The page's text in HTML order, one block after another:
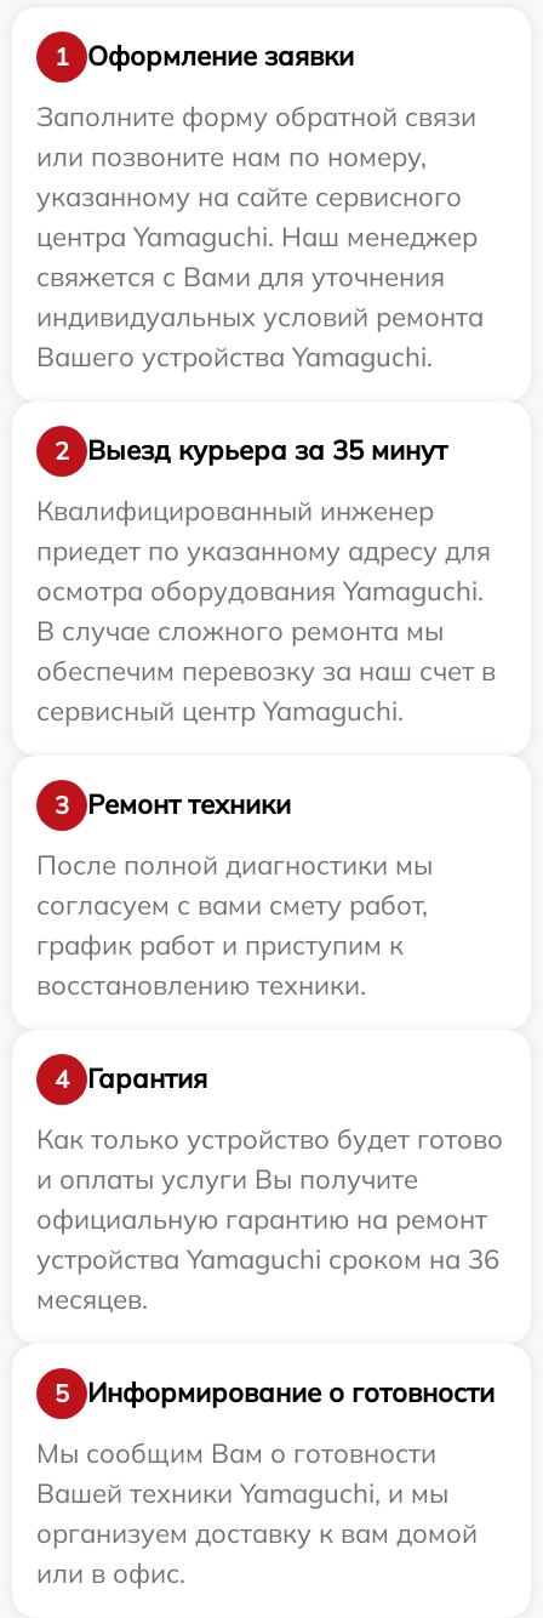
1
Оформление заявки
Заполните форму обратной связи
или позвоните нам по номеру,
указанному на сайте сервисного
центра Yamaguchi. Наш менеджер
свяжется с Вами для уточнения
индивидуальных условий ремонта
Вашего устройства Yamaguchi.
2
Выезд курьера за 35 минут
Квалифицированный инженер
приедет по указанному адресу для
осмотра оборудования Yamaguchi.
В случае сложного ремонта мы
обеспечим перевозку за наш счет в
сервисный центр Yamaguchi.
3
Ремонт техники
После полной диагностики мы
согласуем с вами смету работ,
график работ и приступим к
восстановлению техники.
4
Гарантия
Как только устройство будет готово
и оплаты услуги Вы получите
официальную гарантию на ремонт
устройства Yamaguchi сроком на 36
месяцев.
5
Информирование о готовности
Мы сообщим Вам о готовности
Вашей техники Yamaguchi, и мы
организуем доставку к вам домой
или в офис.